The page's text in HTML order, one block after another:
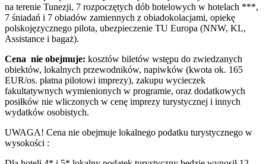
na terenie Tunezji, 7 rozpoczętych dób hotelowych w hotelach ***,
7 śniadań i 7 obiadów zamiennych z obiadokolacjami, opiekę
polskojęzycznego pilota, ubezpieczenie TU Europa (NNW, KL,
Assistance i bagaż).
Cena nie obejmuje: kosztów biletów wstępu do zwiedzanych
obiektów, lokalnych przewodników, napiwków (kwota ok. 165
EUR/os. płatna pilotowi imprezy), zakupu wycieczek
fakultatywnych wymienionych w programie, oraz dodatkowych
posiłków nie wliczonych w cenę imprezy turystycznej i innych
wydatków osobistych.
UWAGA! Cena nie obejmuje lokalnego podatku turystycznego w
wysokości :